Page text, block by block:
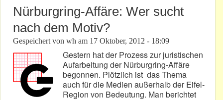
Nürburgring-Affäre: Wer sucht
nach dem Motiv?
Gespeichert von wh am 17 Oktober, 2012 - 18:09
Gestern hat der Prozess zur juristischen
Aufarbeitung der Nürburgring-Affäre
begonnen. Plötzlich ist das Thema
auch für die Medien außerhalb der Eifel-
Region von Bedeutung. Man berichtet